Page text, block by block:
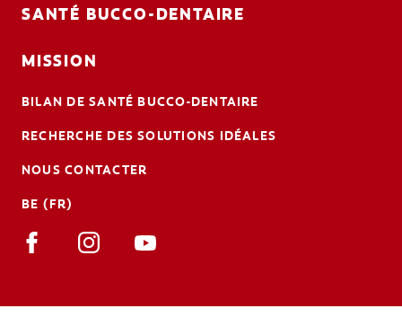
SANTÉ BUCCO-DENTAIRE
MISSION
BILAN DE SANTÉ BUCCO-DENTAIRE
RECHERCHE DES SOLUTIONS IDÉALES
NOUS CONTACTER
BE (FR)